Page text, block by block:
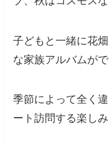
子どもと一緒に花
な家族アルバムがで
季節によって全く
ート訪問する楽し